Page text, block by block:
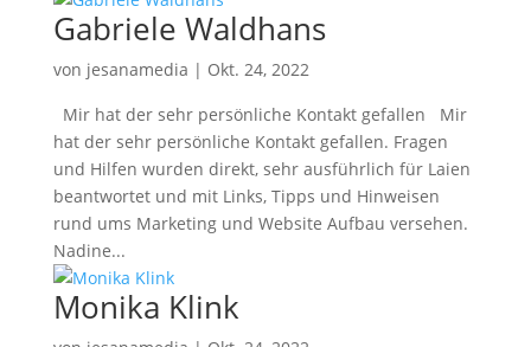
Gabriele Waldhans
von jesanamedia | Okt. 24, 2022
Mir hat der sehr persönliche Kontakt gefallen Mir
hat der sehr persönliche Kontakt gefallen. Fragen
und Hilfen wurden direkt, sehr ausführlich für Laien
beantwortet und mit Links, Tipps und Hinweisen
rund ums Marketing und Website Aufbau versehen.
Nadine...
Monika Klink